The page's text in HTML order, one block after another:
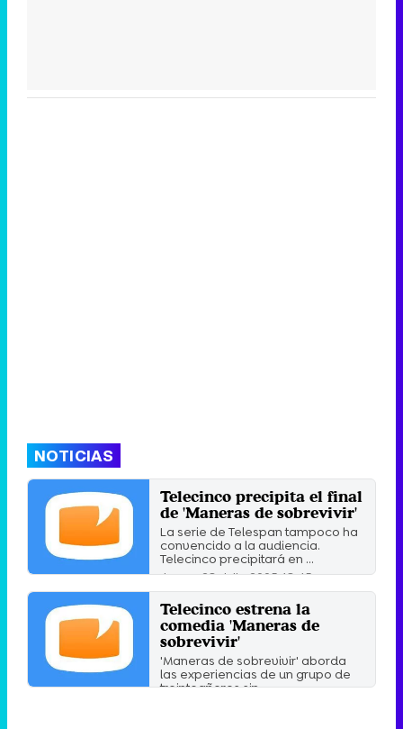
NOTICIAS
Telecinco precipita el final
de 'Maneras de sobrevivir'
La serie de Telespan tampoco ha
convencido a la audiencia.
Telecinco precipitará en ...
Jueves 28 Julio 2005 18:45
Telecinco estrena la
comedia 'Maneras de
sobrevivir'
'Maneras de sobrevivir' aborda
las experiencias de un grupo de
treinteañeros sin ...